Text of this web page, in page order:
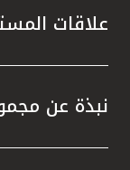
علاقات
نبذة عن